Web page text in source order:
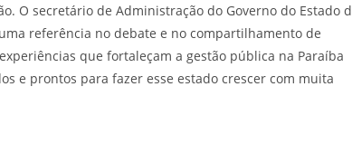
O secretário de Administração do Governo do Estado
referência no debate e no compartilhamento de
que fortaleçam a gestão pública na Paraíba
e prontos para fazer esse estado crescer com muita